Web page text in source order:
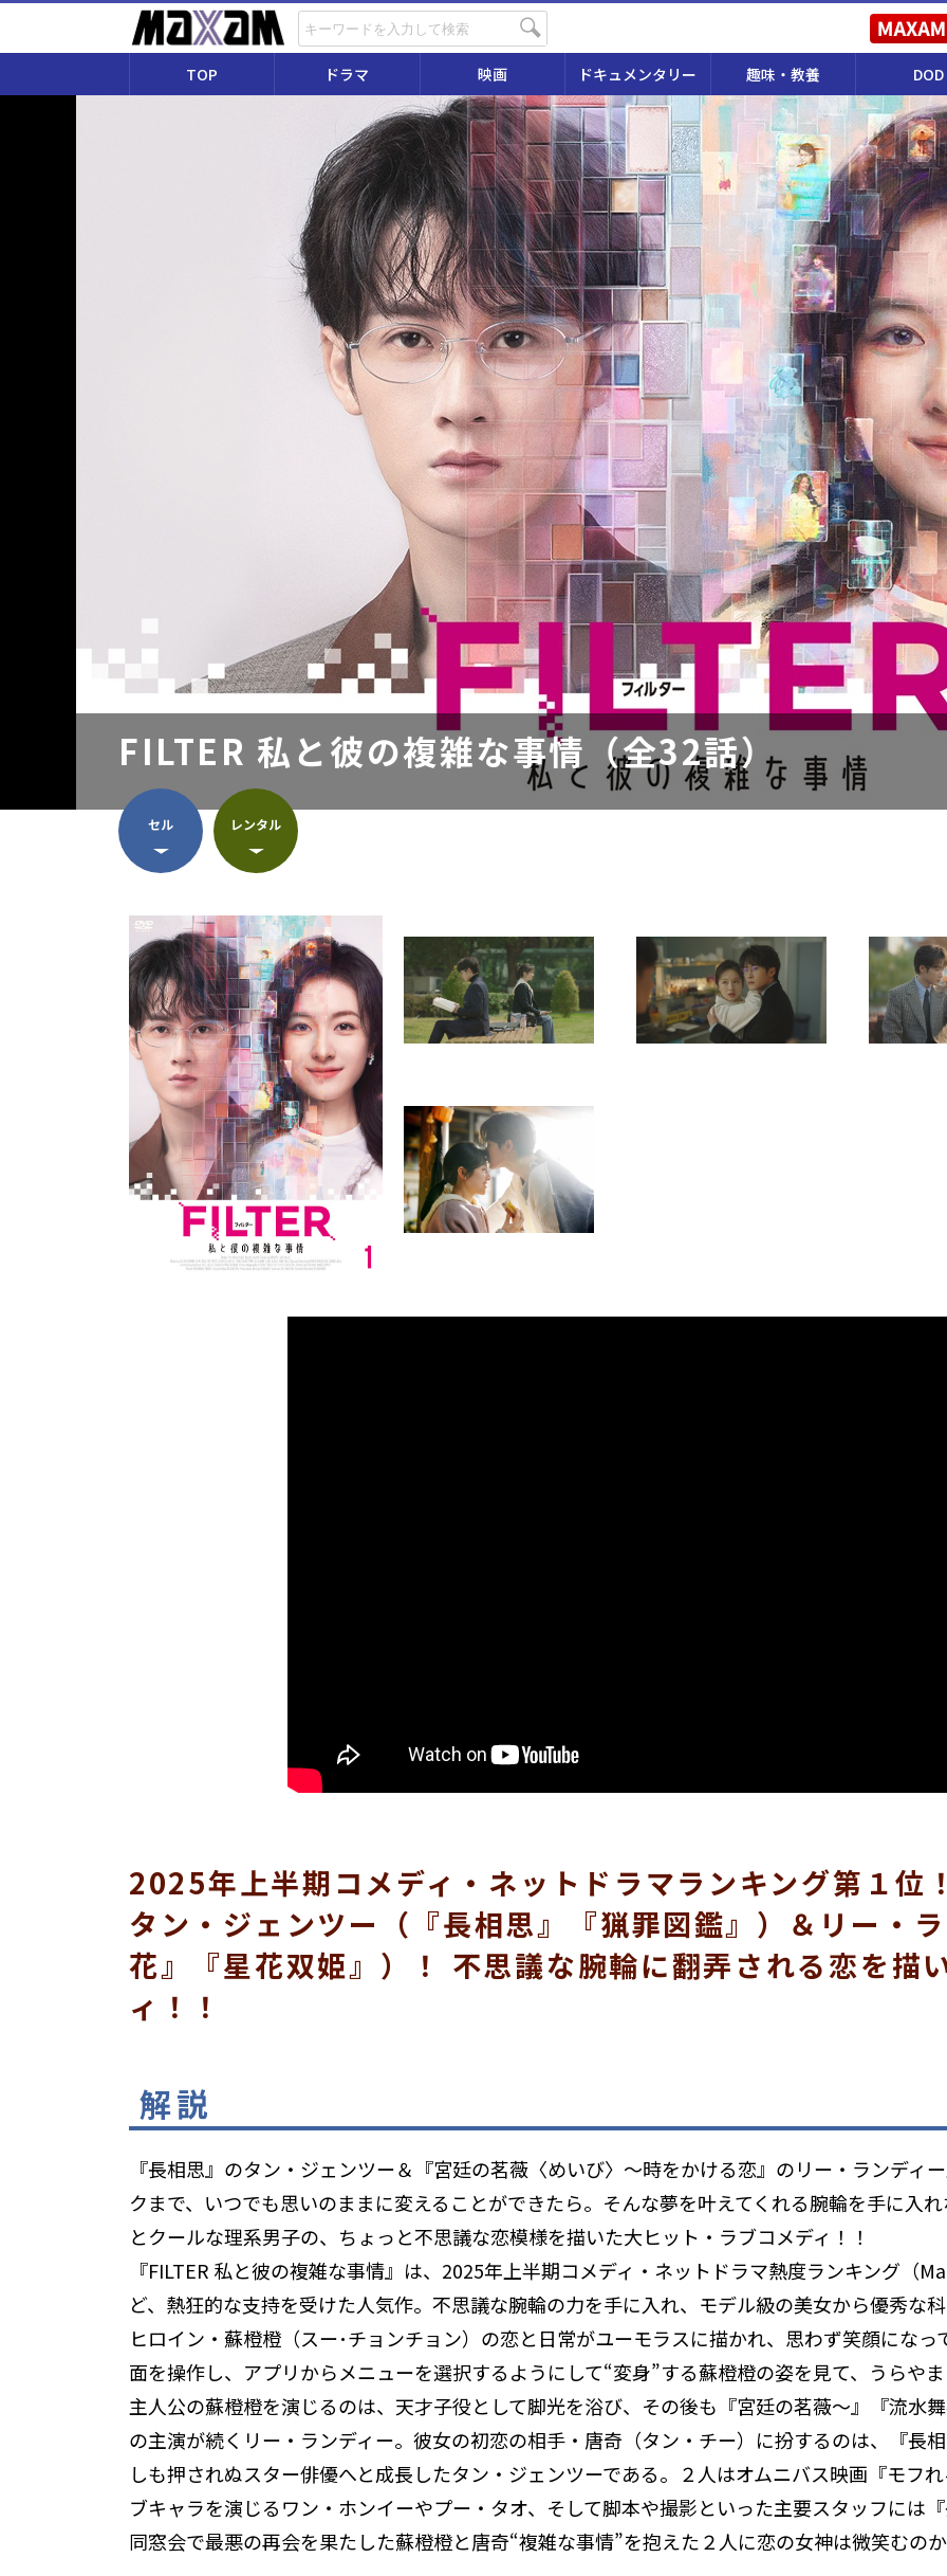
TOP ドラマ 映画 ドキュメンタリー 趣味・教養 DOD
FILTER 私と彼の複雑な事情（全32話）
セル レンタル
2025年上半期コメディ・ネットドラマランキング第１位
タン・ジェンツー（『長相思』『猟罪図鑑』）＆リー・
花』『星花双姫』）！ 不思議な腕輪に翻弄される恋を描
ィ！！
解説
『長相思』のタン・ジェンツー＆『宮廷の茗薇〈めいび〉～時をかける恋』のリー・ランディ
クまで、いつでも思いのままに変えることができたら――。そんな夢を叶えてくれる腕輪を手に入
とクールな理系男子の、ちょっと不思議な恋模様を描いた大ヒット・ラブコメディ！！
『FILTER 私と彼の複雑な事情』は、2025年上半期コメディ・ネットドラマ熱度ランキング（
ど、熱狂的な支持を受けた人気作。不思議な腕輪の力を手に入れ、モデル級の美女から優秀な
ヒロイン・蘇橙橙（スー･チョンチョン）の恋と日常がユーモラスに描かれ、思わず笑顔にな
面を操作し、アプリからメニューを選択するようにして“変身”する蘇橙橙の姿を見て、うらや
主人公の蘇橙橙を演じるのは、天才子役として脚光を浴び、その後も『宮廷の茗薇～』『流水
の主演が続くリー・ランディー。彼女の初恋の相手・唐奇（タン・チー）に扮するのは、『長
しも押されぬスター俳優へと成長したタン・ジェンツーである。２人はオムニバス映画『モフ
ブキャラを演じるワン・ホンイーやプー・タオ、そして脚本や撮影といった主要スタッフには
同窓会で最悪の再会を果たした蘇橙橙と唐奇――“複雑な事情”を抱えた２人に恋の女神は微笑むの